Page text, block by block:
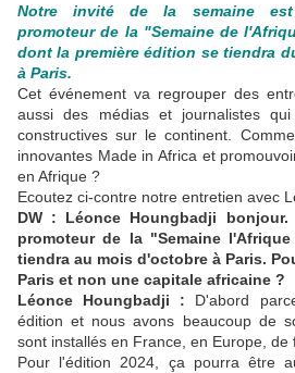
Notre invité de la semaine est
promoteur de la "Semaine de
dont la première édition se tiendra
à Paris.
Cet événement va regrouper des
aussi des médias et journalistes
constructives sur le continent.
innovantes Made in Africa et
en Afrique ?
Ecoutez ci-contre notre entretien avec
DW : Léonce Houngbadji
promoteur de la "Semaine
tiendra au mois d'octobre à Paris.
Paris et non une capitale africaine ?
Léonce Houngbadji : D'abord
édition et nous avons beaucoup de
sont installés en France, en Europe, de
Pour l'édition 2024, ça pourra être